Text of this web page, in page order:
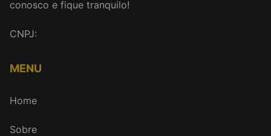
conosco e fique tranquilo!
CNPJ:
MENU
Home
Sobre